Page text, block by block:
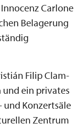
Carlone
Belagerung
Filip Clam-
ein privates
und Konzertsäle
Zentrum